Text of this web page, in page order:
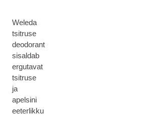
Weleda
tsitruse
deodorant
sisaldab
ergutavat
tsitruse
ja
apelsini
eeterlikku